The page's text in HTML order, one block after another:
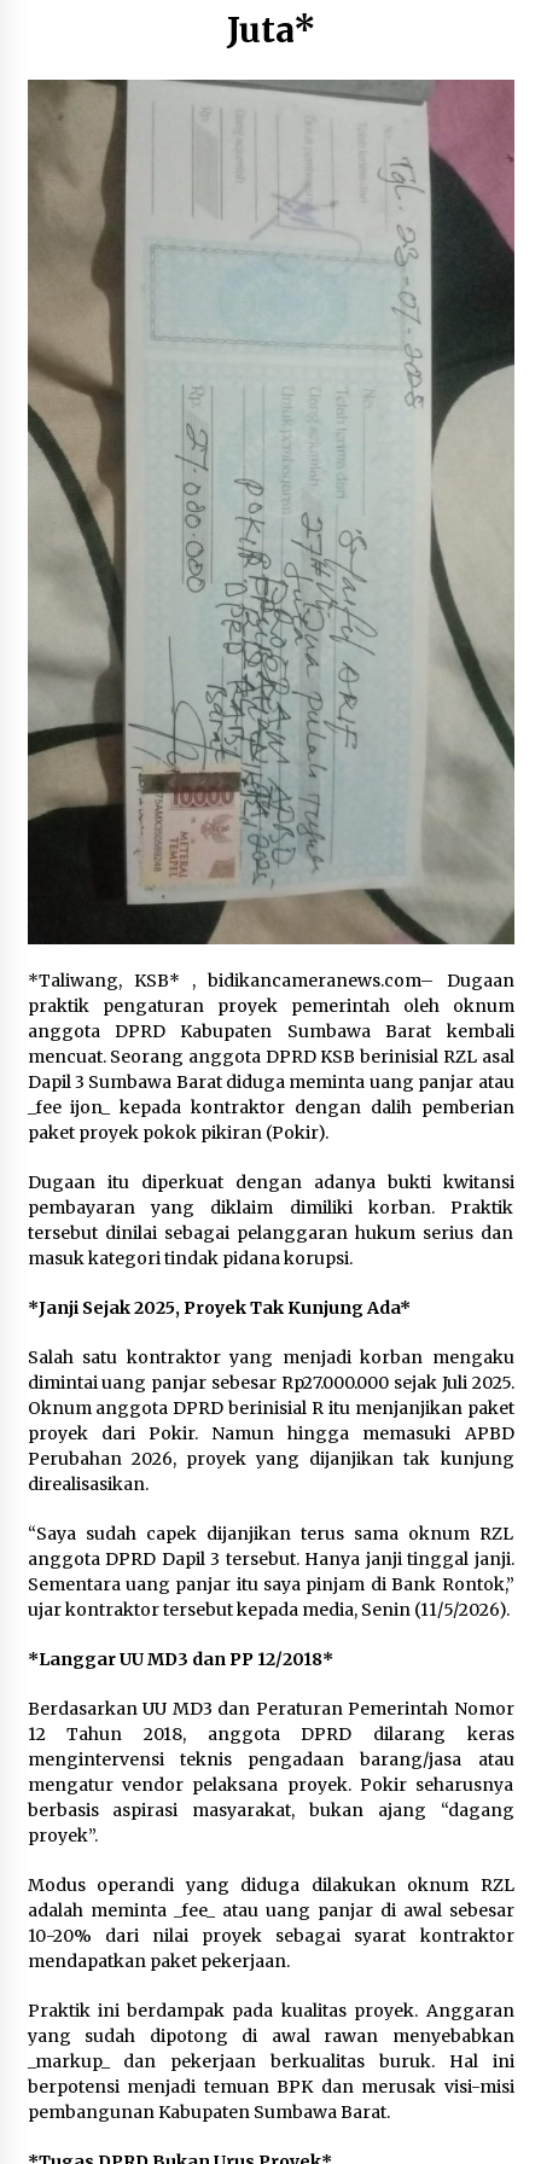
Pendanaan Program “Titik Kumpul Sains dan
3 hari ago
Bupati H. Jarot Terima Audiensi Ombudsman
NTB, Dukung Penilaian Kepatuhan Pelayanan
Publik di Lingkup Pemkab Sumbawa
3 hari ago
Bupati H. Jarot Dorong Inovasi Pelayanan
3 hari ago
Jasa Raharja Serahkan Santunan kepada Ahli
Waris Korban Kebakaran KM Mutiara Sentosa II
3 hari ago
KAJARI KSB: PERKARA COMBINE TIDAK BISA
DIKUBUR! LAPORAN SUDAH KE KEJAGUNG,
TINGGAL TUNGGU HITUNGAN KERUGIAN
NEGARA DARI BPK ” Penanganan Perkara
Combine Tetap Berjalan Karena Sudah Menjadi
Laporan di KSB Ke Kejagung “
3 hari ago
Dirut Jasa Raharja Dampingi Wamenhub Tinjau
Penanganan Korban KM Mutiara Sentosa II di
RS PHC Surabaya
4 hari ago
7 TAHUN DIBIARKAN…! 10 LEMBAGA GERAM :
SIDAK BUPATI dan KAPOLRES DI LANTUNG CUMA
SEREMONI, TAMBANG ILEGAL TETAP JALAN ”
Sidak Cuma Foto – Foto “
4 hari ago
Juta*
*Taliwang, KSB* , bidikancameranews.com– Dugaan
praktik pengaturan proyek pemerintah oleh oknum
anggota DPRD Kabupaten Sumbawa Barat kembali
mencuat. Seorang anggota DPRD KSB berinisial RZL asal
Dapil 3 Sumbawa Barat diduga meminta uang panjar atau
_fee ijon_ kepada kontraktor dengan dalih pemberian
paket proyek pokok pikiran (Pokir).
Dugaan itu diperkuat dengan adanya bukti kwitansi
pembayaran yang diklaim dimiliki korban. Praktik
tersebut dinilai sebagai pelanggaran hukum serius dan
masuk kategori tindak pidana korupsi.
*Janji Sejak 2025, Proyek Tak Kunjung Ada*
Salah satu kontraktor yang menjadi korban mengaku
dimintai uang panjar sebesar Rp27.000.000 sejak Juli 2025.
Oknum anggota DPRD berinisial R itu menjanjikan paket
proyek dari Pokir. Namun hingga memasuki APBD
Perubahan 2026, proyek yang dijanjikan tak kunjung
direalisasikan.
“Saya sudah capek dijanjikan terus sama oknum RZL
anggota DPRD Dapil 3 tersebut. Hanya janji tinggal janji.
Sementara uang panjar itu saya pinjam di Bank Rontok,”
ujar kontraktor tersebut kepada media, Senin (11/5/2026).
*Langgar UU MD3 dan PP 12/2018*
Berdasarkan UU MD3 dan Peraturan Pemerintah Nomor
12 Tahun 2018, anggota DPRD dilarang keras
mengintervensi teknis pengadaan barang/jasa atau
mengatur vendor pelaksana proyek. Pokir seharusnya
berbasis aspirasi masyarakat, bukan ajang “dagang
proyek”.
Modus operandi yang diduga dilakukan oknum RZL
adalah meminta _fee_ atau uang panjar di awal sebesar
10-20% dari nilai proyek sebagai syarat kontraktor
mendapatkan paket pekerjaan.
Praktik ini berdampak pada kualitas proyek. Anggaran
yang sudah dipotong di awal rawan menyebabkan
_markup_ dan pekerjaan berkualitas buruk. Hal ini
berpotensi menjadi temuan BPK dan merusak visi-misi
pembangunan Kabupaten Sumbawa Barat.